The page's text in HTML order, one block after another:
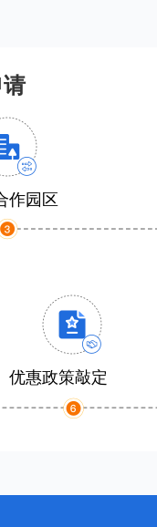
作园区
优惠政策敲定